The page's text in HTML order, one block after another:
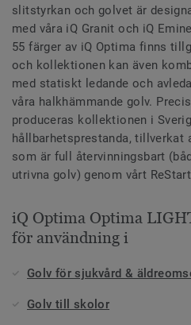
slitstyrkan och golvet är
med våra iQ Granit och iQ
55 färger av iQ Optima finns
och kollektionen kan även
med statiskt ledande och
våra halkhämmande golv.
produceras kollektionen i
hållbarhetsprestanda, tillverkat
som är full återvinningsbart
utrivna golv) genom vårt
iQ Optima Optima
för användning i
Golv för sjukvård &
Golv till skolor